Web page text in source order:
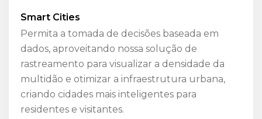
Smart Cities
Permita a tomada de decisões baseada em
dados, aproveitando nossa solução de
rastreamento para visualizar a densidade da
multidão e otimizar a infraestrutura urbana,
criando cidades mais inteligentes para
residentes e visitantes.